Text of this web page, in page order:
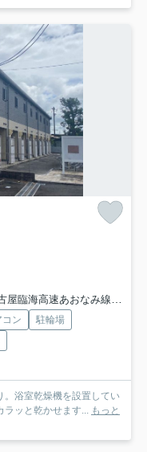
臨海高速あおなみ線「小本」駅 徒歩10分
コン
駐輪場
。浴室乾燥機を設置してい
ラッと乾かせます... もっと